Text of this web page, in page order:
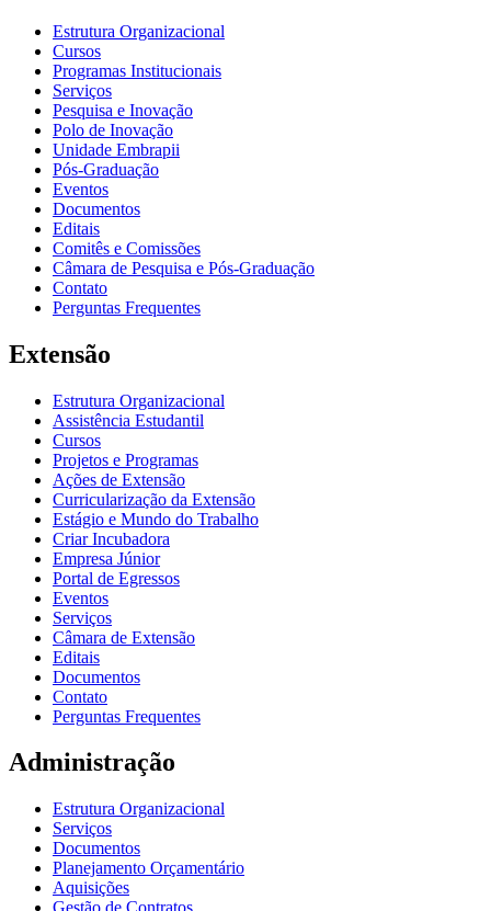
Estrutura Organizacional
Cursos
Programas Institucionais
Serviços
Pesquisa e Inovação
Polo de Inovação
Unidade Embrapii
Pós-Graduação
Eventos
Documentos
Editais
Comitês e Comissões
Câmara de Pesquisa e Pós-Graduação
Contato
Perguntas Frequentes
Extensão
Estrutura Organizacional
Assistência Estudantil
Cursos
Projetos e Programas
Ações de Extensão
Curricularização da Extensão
Estágio e Mundo do Trabalho
Criar Incubadora
Empresa Júnior
Portal de Egressos
Eventos
Serviços
Câmara de Extensão
Editais
Documentos
Contato
Perguntas Frequentes
Administração
Estrutura Organizacional
Serviços
Documentos
Planejamento Orçamentário
Aquisições